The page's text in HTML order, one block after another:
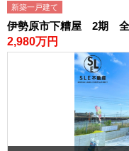
新築一戸建て
伊勢原市下糟屋 2期
2,980万円